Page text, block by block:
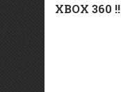
XBOX 360 !!